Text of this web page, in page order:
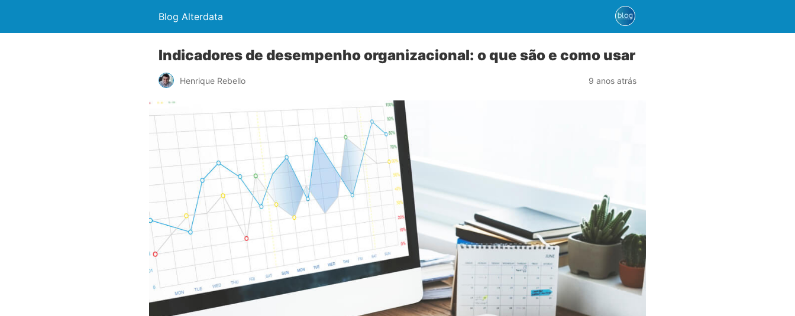
Blog Alterdata
Indicadores de desempenho organizacional: o que são e como usar
Henrique Rebello 9 anos atrás